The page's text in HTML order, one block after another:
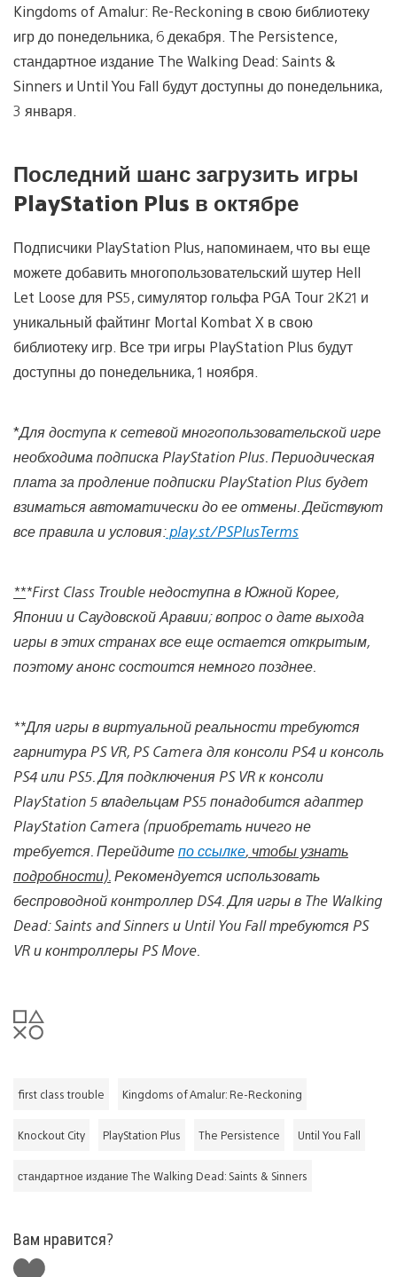
Kingdoms of Amalur: Re-Reckoning в свою библиотеку
игр до понедельника, 6 декабря. The Persistence,
стандартное издание The Walking Dead: Saints &
Sinners и Until You Fall будут доступны до понедельника,
3 января.
Последний шанс загрузить игры
PlayStation Plus в октябре
Подписчики PlayStation Plus, напоминаем, что вы еще
можете добавить многопользовательский шутер Hell
Let Loose для PS5, симулятор гольфа PGA Tour 2K21 и
уникальный файтинг Mortal Kombat X в свою
библиотеку игр. Все три игры PlayStation Plus будут
доступны до понедельника, 1 ноября.
*Для доступа к сетевой многопользовательской игре
необходима подписка PlayStation Plus. Периодическая
плата за продление подписки PlayStation Plus будет
взиматься автоматически до ее отмены. Действуют
все правила и условия:play.st/PSPlusTerms
***First Class Trouble недоступна в Южной Корее,
Японии и Саудовской Аравии; вопрос о дате выхода
игры в этих странах все еще остается открытым,
поэтому анонс состоится немного позднее.
**Для игры в виртуальной реальности требуются
гарнитура PS VR, PS Camera для консоли PS4 и консоль
PS4 или PS5. Для подключения PS VR к консоли
PlayStation 5 владельцам PS5 понадобится адаптер
PlayStation Camera (приобретать ничего не
требуется. Перейдитепо ссылке, чтобы узнать
подробности). Рекомендуется использовать
беспроводной контроллер DS4. Дляигрыв The Walking
Dead: Saints and Sinnersи Until You Fallтребуются PS
VRиконтроллеры PS Move.
first class trouble Kingdoms of Amalur: Re-Reckoning
Knockout City PlayStation Plus The Persistence Until You Fall
стандартное издание The Walking Dead: Saints & Sinners
Вам нравится?
Поставить